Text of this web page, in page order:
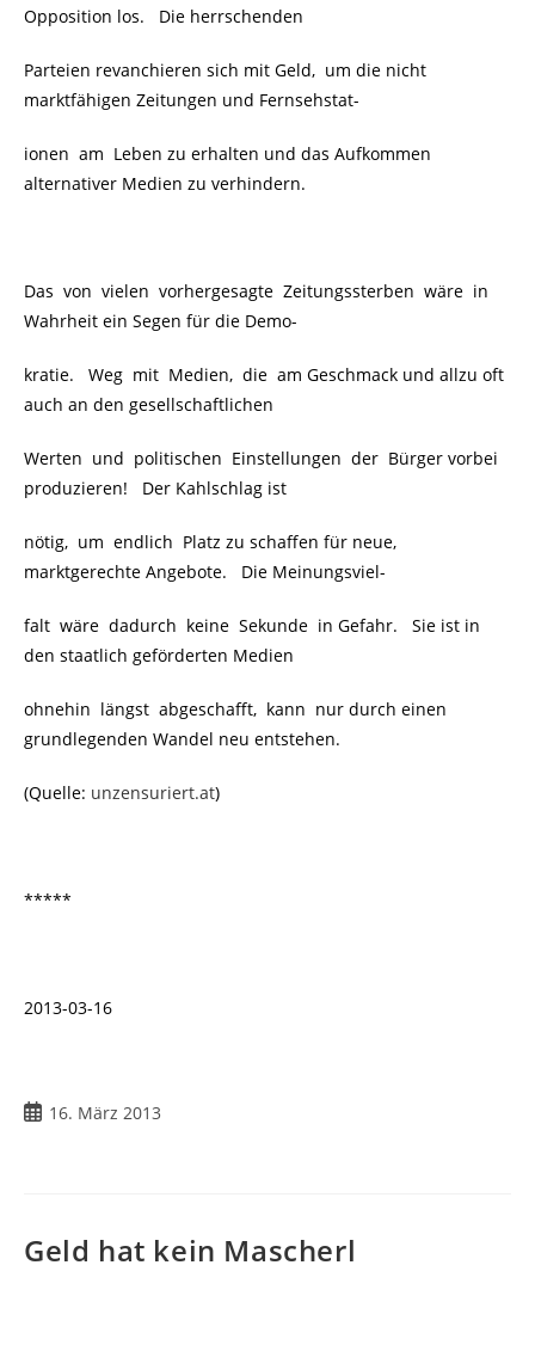
Opposition los. Die herrschenden
Parteien revanchieren sich mit Geld, um die nicht
marktfähigen Zeitungen und Fernsehstat-
ionen am Leben zu erhalten und das Aufkommen
alternativer Medien zu verhindern.
Das von vielen vorhergesagte Zeitungssterben wäre in
Wahrheit ein Segen für die Demo-
kratie. Weg mit Medien, die am Geschmack und allzu oft
auch an den gesellschaftlichen
Werten und politischen Einstellungen der Bürger vorbei
produzieren! Der Kahlschlag ist
nötig, um endlich Platz zu schaffen für neue,
marktgerechte Angebote. Die Meinungsviel-
falt wäre dadurch keine Sekunde in Gefahr. Sie ist in
den staatlich geförderten Medien
ohnehin längst abgeschafft, kann nur durch einen
grundlegenden Wandel neu entstehen.
(Quelle: unzensuriert.at)
*****
2013-03-16
16. März 2013
Geld hat kein Mascherl